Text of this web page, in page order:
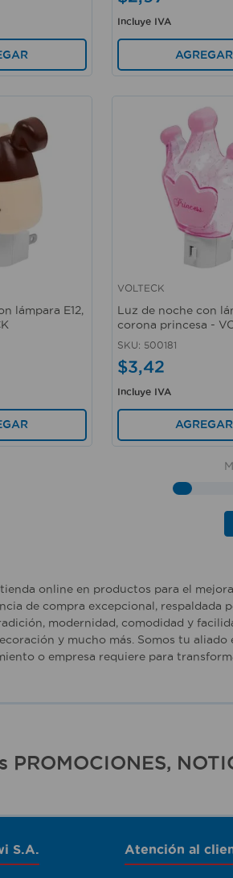
Incluye IVA
AGREGAR
lámpara E12,
VOLTECK
Luz de noche con
corona princesa -
SKU: 500181
$3,42
Incluye IVA
AGREGAR
online en productos para el
de compra excepcional,
modernidad, comodidad y
y mucho más. Somos tu
o empresa requiere para
S.A. Atención al